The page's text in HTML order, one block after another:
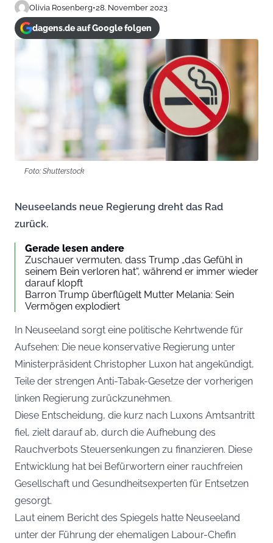
Olivia Rosenberg•28. November 2023
dagens.de auf Google folgen
Foto: Shutterstock
Neuseelands neue Regierung dreht das Rad
zurück.
Gerade lesen andere
Zuschauer vermuten, dass Trump „das Gefühl in
seinem Bein verloren hat“, während er immer wieder
darauf klopft
Barron Trump überflügelt Mutter Melania: Sein
Vermögen explodiert
In Neuseeland sorgt eine politische Kehrtwende für
Aufsehen: Die neue konservative Regierung unter
Ministerpräsident Christopher Luxon hat angekündigt,
Teile der strengen Anti-Tabak-Gesetze der vorherigen
linken Regierung zurückzunehmen.
Diese Entscheidung, die kurz nach Luxons Amtsantritt
fiel, zielt darauf ab, durch die Aufhebung des
Rauchverbots Steuersenkungen zu finanzieren. Diese
Entwicklung hat bei Befürwortern einer rauchfreien
Gesellschaft und Gesundheitsexperten für Entsetzen
gesorgt.
Laut einem Bericht des Spiegels hatte Neuseeland
unter der Führung der ehemaligen Labour-Chefin